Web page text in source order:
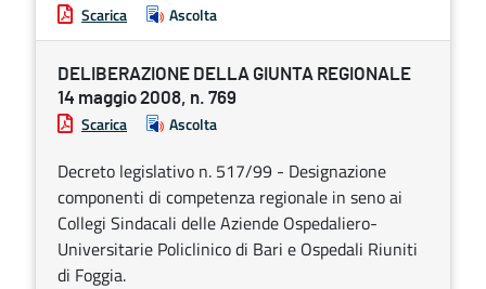
Scarica Ascolta
DELIBERAZIONE DELLA GIUNTA REGIONALE
14 maggio 2008, n. 769
Scarica Ascolta
Decreto legislativo n. 517/99 - Designazione
componenti di competenza regionale in seno ai
Collegi Sindacali delle Aziende Ospedaliero-
Universitarie Policlinico di Bari e Ospedali Riuniti
di Foggia.